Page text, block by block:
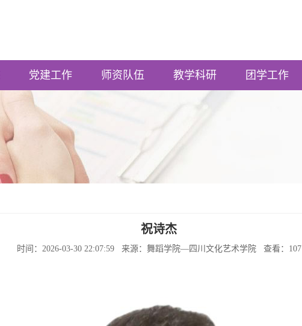
党建工作 师资队伍 教学科研 团学工作
祝诗杰
时间：2026-03-30 22:07:59 来源：舞蹈学院—四川文化艺术学院 查看： 107